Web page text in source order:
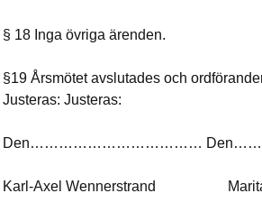
§ 18 Inga övriga ärenden.
§19 Årsmötet avslutades och
Justeras: Justeras:
Den………………………………
Karl-Axel Wennerstrand Marita